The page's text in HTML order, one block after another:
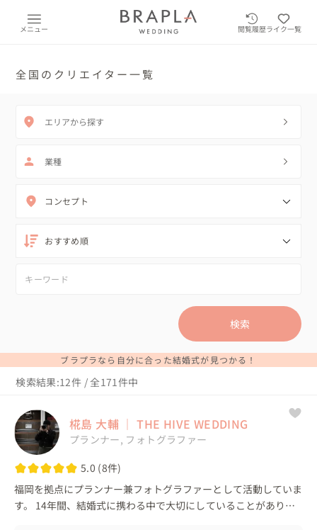
メニュー 閲覧履歴ライク一覧
全国のクリエイター一覧
エリアから探す
業種
検索
ブラプラなら自分に合った結婚式が見つかる！
検索結果:12件 / 全171件中
椛島 大輔 ｜ THE HIVE WEDDING
プランナー, フォトグラファー
5.0 (8件)
福岡を拠点にプランナー兼フォトグラファーとして活動していま
す。 14年間、結婚式に携わる中で大切にしていることがありま